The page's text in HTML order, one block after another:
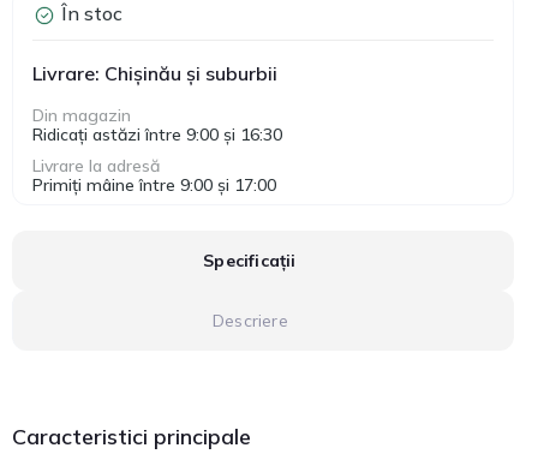
În stoc
Livrare: Chișinău și suburbii
Din magazin
Ridicați astăzi între 9:00 și 16:30
Livrare la adresă
Primiți mâine între 9:00 și 17:00
Specificații
Descriere
Caracteristici principale